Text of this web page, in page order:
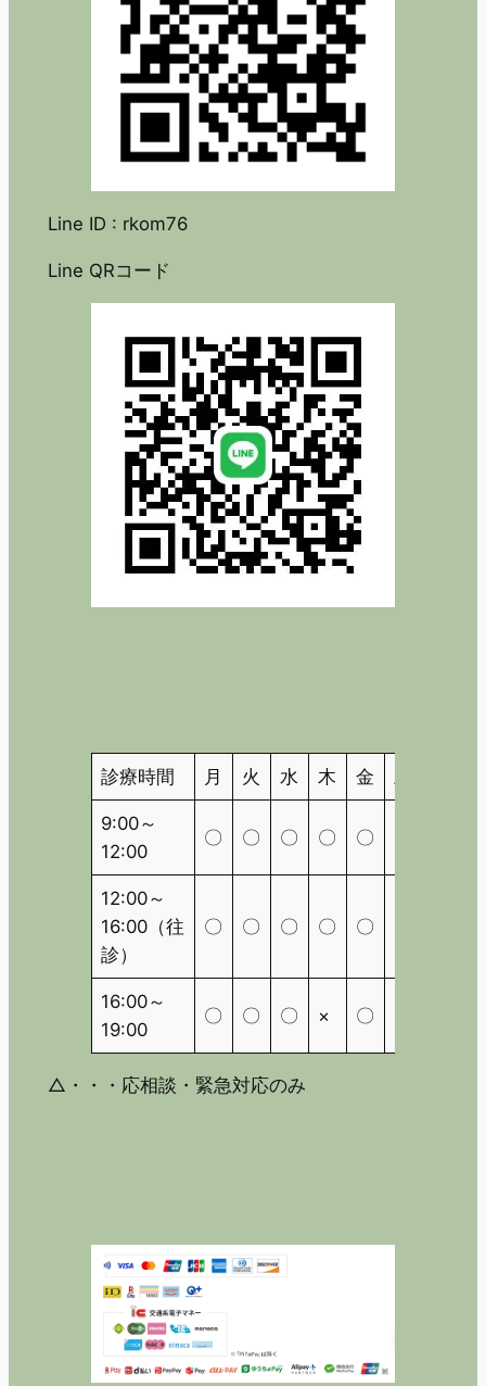
Line ID : rkom76
Line QRコード
診療時間 月 火 水 木 金
9:00～
12:00
〇 〇 〇 〇 〇
12:00～
16:00（往
診）
〇 〇 〇 〇 〇
16:00～
19:00
〇 〇 〇 × 〇
△・・・応相談・緊急対応のみ